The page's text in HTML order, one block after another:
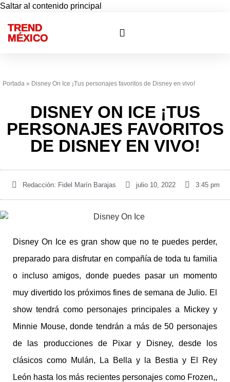
Saltar al contenido principal
TREND
MÉXICO
Portada » Disney On Ice ¡Tus personajes favoritos de Disney en vivo!
DISNEY ON ICE ¡TUS
PERSONAJES FAVORITOS
DE DISNEY EN VIVO!
Redacción: Fidel Marín Barajas julio 10, 2022 3:45 pm
Disney On Ice es gran show que no te puedes perder,
preparado para disfrutar en compañía de toda tu familia
o incluso amigos, donde puedes pasar un momento
muy divertido los próximos fines de semana de Julio. El
show tendrá como personajes principales a Mickey y
Minnie Mouse, donde tendrán a más de 50 personajes
de las producciones de Pixar y Disney, desde los
clásicos como Mulán, La Bella y la Bestia y El Rey
León hasta los más recientes personajes como Frozen,,